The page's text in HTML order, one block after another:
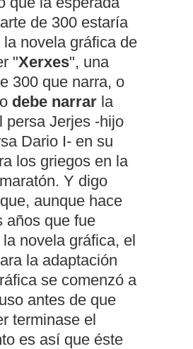
de 300 estaría
la novela gráfica de
"Xerxes", una
300 que narra, o
debe narrar la
persa Jerjes -hijo
Dario I- en su
los griegos en la
Y digo
aunque hace
años que fue
novela gráfica, el
la adaptación
se comenzó a
antes de que
terminase el
es así que éste